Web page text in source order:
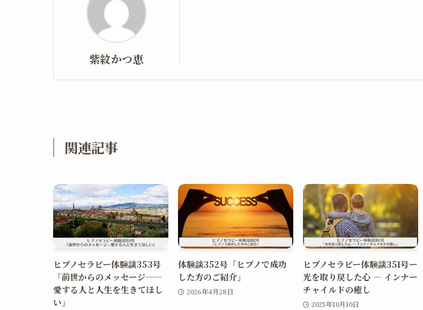
紫紋かつ恵
関連記事
ヒプノセラピー体験談353号
「前世からのメッセージ——
愛する人と人生を生きてほし
い」
体験談352号「ヒプノで成功
した方のご紹介」
2026年4月28日
ヒプノセラピー体験談351号ー
光を取り戻した心 ― インナー
チャイルドの癒し
2025年10月10日